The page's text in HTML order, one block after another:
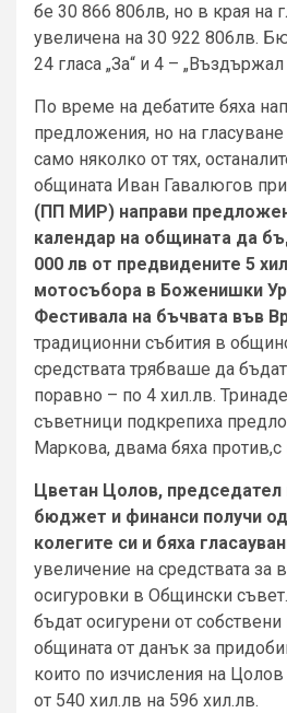
бе 30 866 806лв, но в края на
увеличена на 30 922 806лв.
24 гласа „За“ и 4 – „Въздържал
По време на дебатите бяха
предложения, но на
само няколко от тях,
общината Иван Гавалюгов
(ПП МИР) направи
календар на общината да
000 лв от предвидените 5
мотосъбора в Боженишки
Фестивала на бъчвата във
традиционни събития в
средствата трябваше да
поравно – по 4 хил.лв.
съветници подкрепиха
Маркова, двама бяха против,с
Цветан Цолов, председател
бюджет и финанси получи
колегите си и бяха
увеличение на средствата за
осигуровки в Общински
бъдат осигурени от
общината от данък за
които по изчисления на
от 540 хил.лв на 596 хил.лв.